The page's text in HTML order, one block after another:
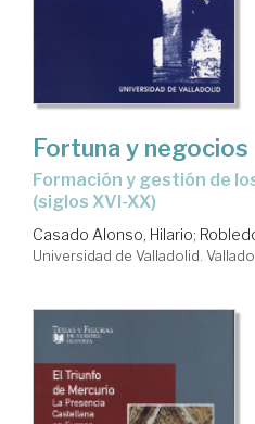
Fortuna y negocios
formación y gestión de los grandes patrimonios
(siglos XVI-XX)
Casado Alonso, Hilario;
Universidad de Valladolid.